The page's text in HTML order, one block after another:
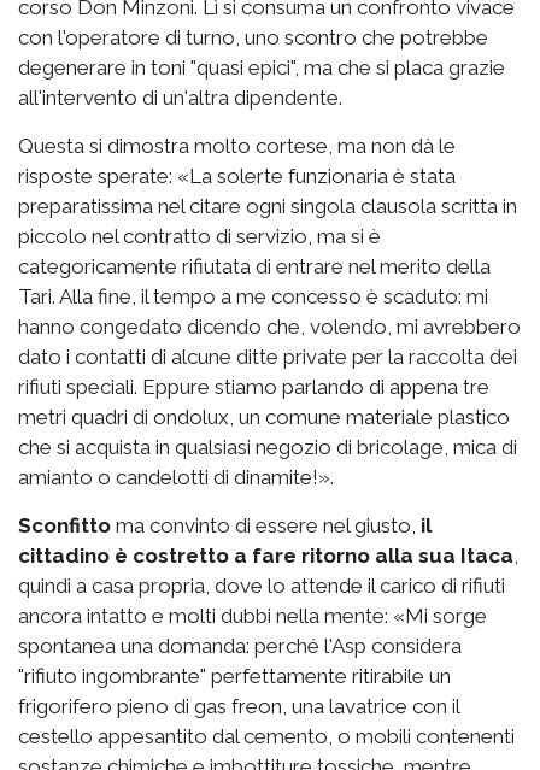
corso Don Minzoni. Lì si consuma un confronto vivace
con l'operatore di turno, uno scontro che potrebbe
degenerare in toni "quasi epici", ma che si placa grazie
all'intervento di un'altra dipendente.
Questa si dimostra molto cortese, ma non dà le
risposte sperate: «La solerte funzionaria è stata
preparatissima nel citare ogni singola clausola scritta in
piccolo nel contratto di servizio, ma si è
categoricamente rifiutata di entrare nel merito della
Tari. Alla fine, il tempo a me concesso è scaduto: mi
hanno congedato dicendo che, volendo, mi avrebbero
dato i contatti di alcune ditte private per la raccolta dei
rifiuti speciali. Eppure stiamo parlando di appena tre
metri quadri di ondolux, un comune materiale plastico
che si acquista in qualsiasi negozio di bricolage, mica di
amianto o candelotti di dinamite!».
Sconfitto ma convinto di essere nel giusto, il
cittadino è costretto a fare ritorno alla sua Itaca,
quindi a casa propria, dove lo attende il carico di rifiuti
ancora intatto e molti dubbi nella mente: «Mi sorge
spontanea una domanda: perché l'Asp considera
"rifiuto ingombrante" perfettamente ritirabile un
frigorifero pieno di gas freon, una lavatrice con il
cestello appesantito dal cemento, o mobili contenenti